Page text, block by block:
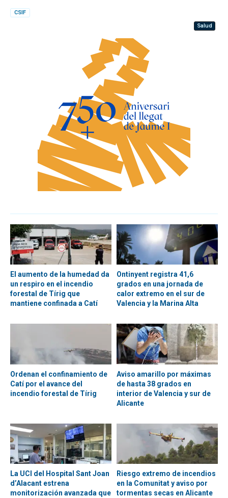
CSIF
Salud
El aumento de la humedad da
un respiro en el incendio
forestal de Tírig que
mantiene confinada a Catí
Ontinyent registra 41,6
grados en una jornada de
calor extremo en el sur de
Valencia y la Marina Alta
Ordenan el confinamiento de
Catí por el avance del
incendio forestal de Tírig
Aviso amarillo por máximas
de hasta 38 grados en
interior de Valencia y sur de
Alicante
La UCI del Hospital Sant Joan
d’Alacant estrena
monitorización avanzada que
Riesgo extremo de incendios
en la Comunitat y aviso por
tormentas secas en Alicante